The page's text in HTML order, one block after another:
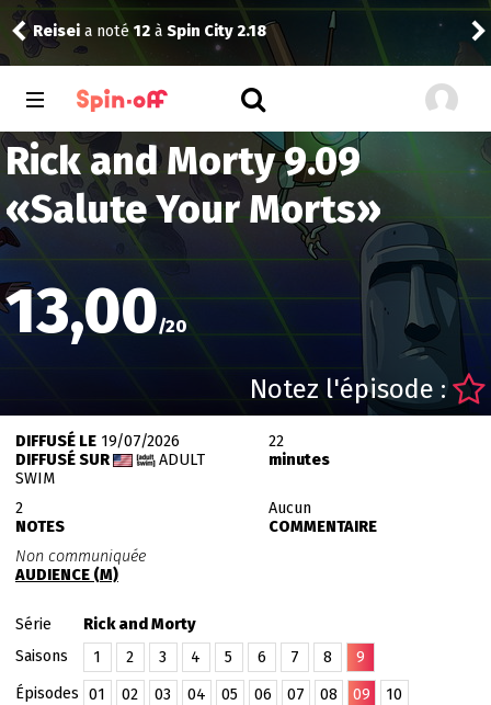
Reisei a noté12 à Spin City 2.18
Rick and Morty 9.09
«Salute Your Morts»
13,00/20
Notez l'épisode :
DIFFUSÉ LE19/07/2026
DIFFUSÉ SUR
ADULT
SWIM
22
minutes
2
NOTES
Aucun
COMMENTAIRE
Non communiquée
AUDIENCE (M)
Série
Rick and Morty
Saisons
1 2 3 4 5 6 7 8
9
Épisodes
01 02 03 04 05 06 07 08 09 10